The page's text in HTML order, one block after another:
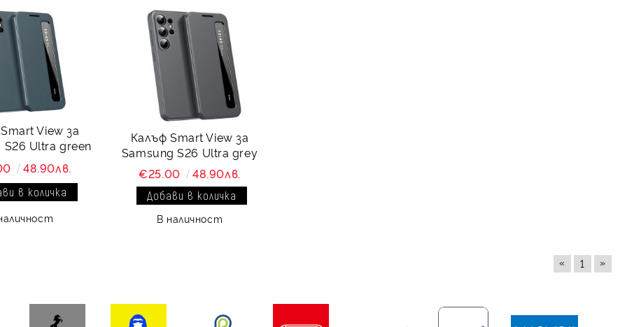
View за
S26 Ultra green
48.90лв.
Калъф Smart View за
Samsung S26 Ultra grey
€25.00
48.90лв.
В наличност
« 1 »